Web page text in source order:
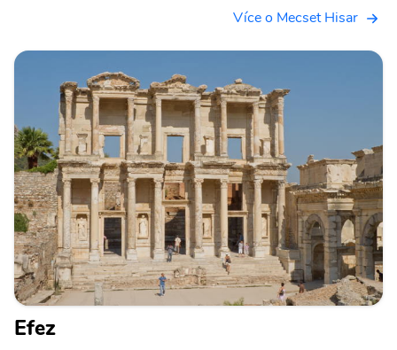
Více o Mecset Hisar
Efez